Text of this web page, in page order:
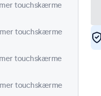
touchskærme
touchskærme
touchskærme
touchskærme